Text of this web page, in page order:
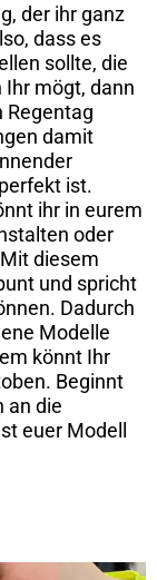
der ihr ganz
dass es
sollte, die
mögt, dann
Regentag
damit
ist.
ihr in eurem
oder
diesem
und spricht
Dadurch
Modelle
könnt Ihr
Beginnt
an die
euer Modell